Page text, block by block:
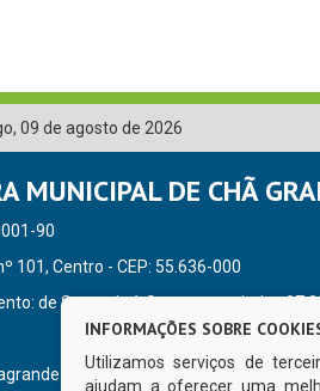
, 09 de agosto de 2026
MUNICIPAL DE CHÃ
90
101, Centro - CEP: 55.636-000
de Segunda à Sexta, a partir das
INFORMAÇÕES SOBRE
Utilizamos serviços de
ajudam a oferecer uma